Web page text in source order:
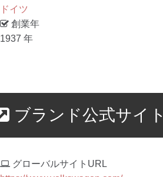
ドイツ
創業年
1937 年
ブランド公式サイト
グローバルサイトURL